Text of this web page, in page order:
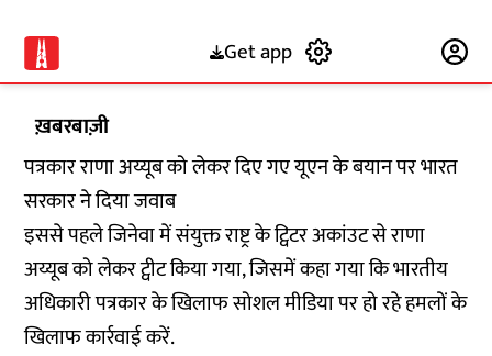
Get app
ख़बरबाज़ी
पत्रकार राणा अय्यूब को लेकर दिए गए यूएन के बयान पर भारत
सरकार ने दिया जवाब
इससे पहले जिनेवा में संयुक्त राष्ट्र के ट्विटर अकांउट से राणा
अय्यूब को लेकर ट्वीट किया गया, जिसमें कहा गया कि भारतीय
अधिकारी पत्रकार के खिलाफ सोशल मीडिया पर हो रहे हमलों के
खिलाफ कार्रवाई करें.